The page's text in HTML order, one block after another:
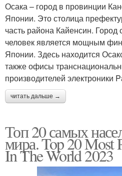
Осака – город в провинции
Японии. Это столица
часть района Кайенсин.
человек является мощным
Японии. Здесь находится
также офисы
производителей электроники
читать дальше →
Топ 20 самых
мира. Top 20 Most
In The World 2023